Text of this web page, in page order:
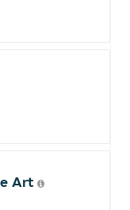
Art